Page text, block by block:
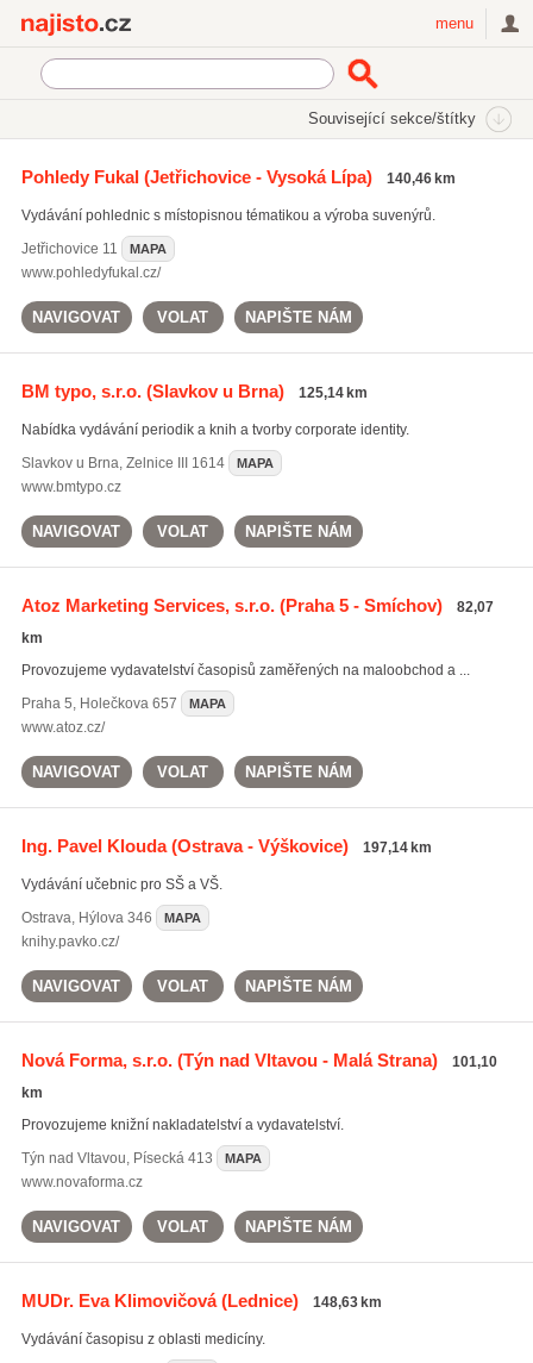
menu
Související sekce/štítky
vydávání časopisů(485)
propagační tiskoviny(568)
Pohledy Fukal(Jetřichovice - Vysoká Lípa) 140,46 km
Vydávání pohlednic s místopisnou tématikou a výroba suvenýrů.
Jetřichovice 11 MAPA
www.pohledyfukal.cz/
NAVIGOVAT VOLAT NAPIŠTE NÁM
BM typo, s.r.o.(Slavkov u Brna) 125,14 km
Nabídka vydávání periodik a knih a tvorby corporate identity.
Slavkov u Brna, Zelnice III 1614 MAPA
www.bmtypo.cz
NAVIGOVAT VOLAT NAPIŠTE NÁM
Atoz Marketing Services, s.r.o.(Praha 5 - Smíchov)
82,07
km
Provozujeme vydavatelství časopisů zaměřených na maloobchod a ...
Praha 5, Holečkova 657 MAPA
www.atoz.cz/
NAVIGOVAT VOLAT NAPIŠTE NÁM
Ing. Pavel Klouda(Ostrava - Výškovice) 197,14 km
Vydávání učebnic pro SŠ a VŠ.
Ostrava, Hýlova 346 MAPA
knihy.pavko.cz/
NAVIGOVAT VOLAT NAPIŠTE NÁM
Nová Forma, s.r.o.(Týn nad Vltavou - Malá Strana)
101,10
km
Provozujeme knižní nakladatelství a vydavatelství.
Týn nad Vltavou, Písecká 413 MAPA
www.novaforma.cz
NAVIGOVAT VOLAT NAPIŠTE NÁM
MUDr. Eva Klimovičová(Lednice) 148,63 km
Vydávání časopisu z oblasti medicíny.